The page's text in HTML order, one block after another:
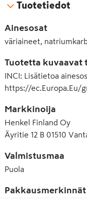
Tuotetiedot
Ainesosat
väriaineet,
Tuotetta kuvaavat
INCI: Lisätietoa
https://ec.Europa.Eu/
Markkinoija
Henkel Finland Oy
Äyritie 12 B 01510
Valmistusmaa
Puola
Pakkausmerkinnät